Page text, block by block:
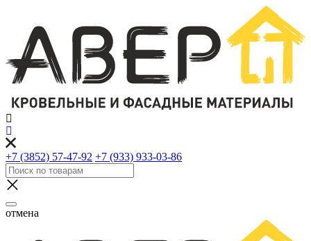
+7 (3852) 57-47-92 +7 (933) 933-03-86
отмена